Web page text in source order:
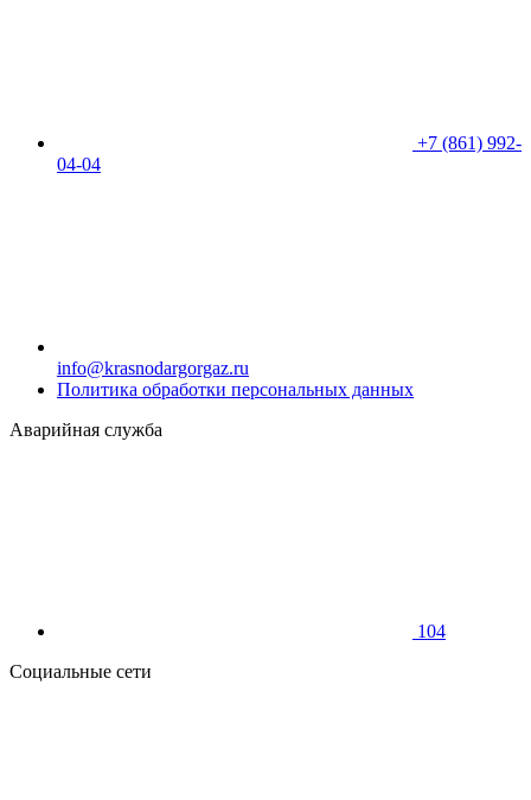
+7 (861) 992-
04-04
info@krasnodargorgaz.ru
Политика обработки персональных данных
Аварийная служба
104
Социальные сети